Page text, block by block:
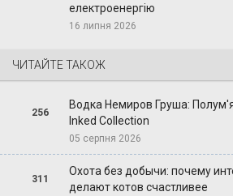
електроенергію
16 липня 2026
ЧИТАЙТЕ ТАКОЖ
256
Водка Немиров Груша:
Inked Collection
05 серпня 2026
311
Охота без добычи: почему
делают котов счастливее